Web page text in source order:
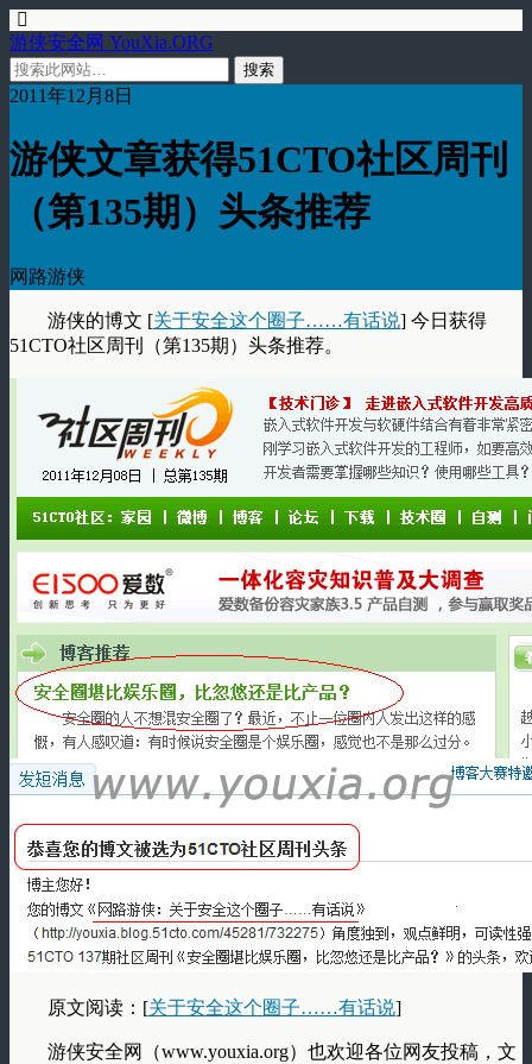
游侠安全网 YouXia.ORG
2011年12月8日
游侠文章获得51CTO社区周刊
（第135期）头条推荐
网路游侠
游侠的博文 [关于安全这个圈子……有话说] 今日获得
51CTO社区周刊（第135期）头条推荐。
原文阅读：[关于安全这个圈子……有话说]
游侠安全网（www.youxia.org）也欢迎各位网友投稿，文